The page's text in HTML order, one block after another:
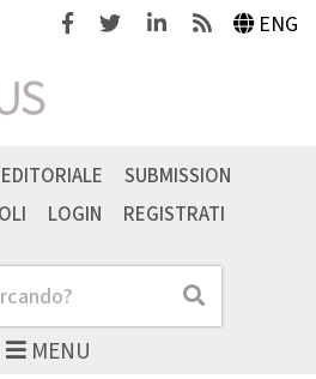
FacebookTwitterLinkedinFeeds ENG
MENU
Cerca
SUBMISSION
LOGIN REGISTRATI